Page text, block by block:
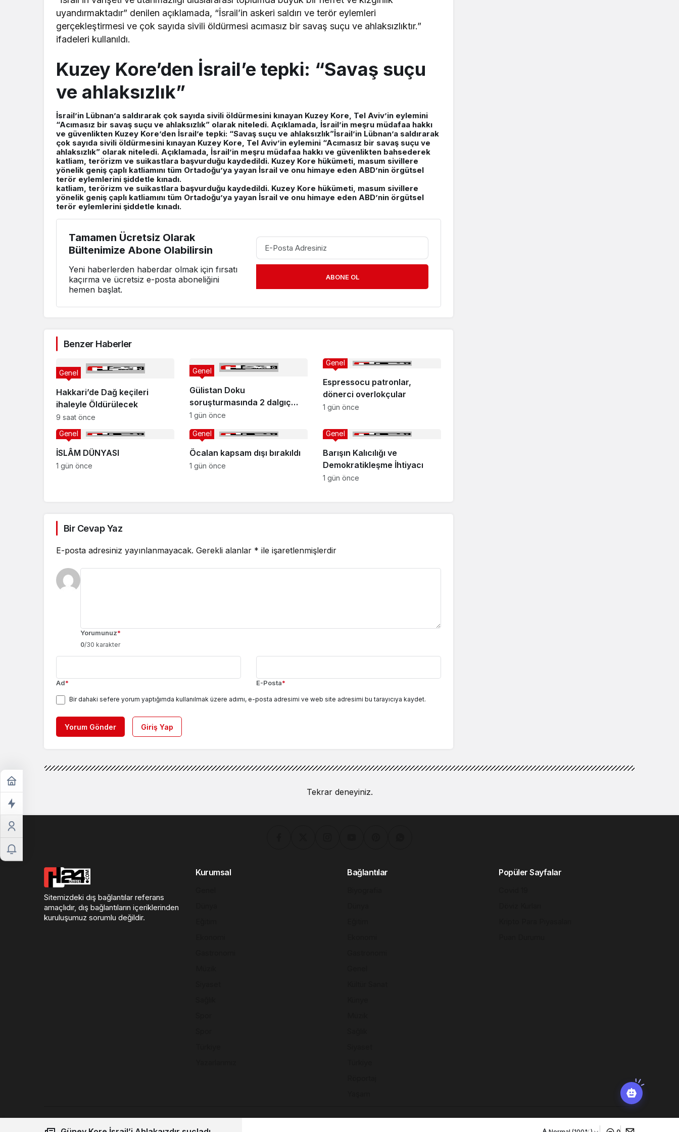
uyandırmaktadır” denilen açıklamada, “İsrail’in askeri saldırı ve terör eylemleri
gerçekleştirmesi ve çok sayıda sivili öldürmesi acımasız bir savaş suçu ve ahlaksızlıktır.”
ifadeleri kullanıldı.
Kuzey Kore’den İsrail’e tepki: “Savaş suçu
ve ahlaksızlık”
İsrail’in Lübnan’a saldırarak çok sayıda sivili öldürmesini kınayan Kuzey Kore, Tel Aviv’in eylemini
“Acımasız bir savaş suçu ve ahlaksızlık” olarak niteledi. Açıklamada, İsrail’in meşru müdafaa hakkı
ve güvenlikten Kuzey Kore’den İsrail’e tepki: “Savaş suçu ve ahlaksızlık”İsrail’in Lübnan’a saldırarak
çok sayıda sivili öldürmesini kınayan Kuzey Kore, Tel Aviv’in eylemini “Acımasız bir savaş suçu ve
ahlaksızlık” olarak niteledi. Açıklamada, İsrail’in meşru müdafaa hakkı ve güvenlikten bahsederek
katliam, terörizm ve suikastlara başvurduğu kaydedildi. Kuzey Kore hükümeti, masum sivillere
yönelik geniş çaplı katliamını tüm Ortadoğu’ya yayan İsrail ve onu himaye eden ABD’nin örgütsel
terör eylemlerini şiddetle kınadı.
katliam, terörizm ve suikastlara başvurduğu kaydedildi. Kuzey Kore hükümeti, masum sivillere
yönelik geniş çaplı katliamını tüm Ortadoğu’ya yayan İsrail ve onu himaye eden ABD’nin örgütsel
terör eylemlerini şiddetle kınadı.
Tamamen Ücretsiz Olarak
Bültenimize Abone Olabilirsin
Yeni haberlerden haberdar olmak için fırsatı
kaçırma ve ücretsiz e-posta aboneliğini
hemen başlat.
ABONE OL
Benzer Haberler
Hakkari’de Dağ keçileri
ihaleyle Öldürülecek
Genel
9 saat önce
Gülistan Doku
soruşturmasında 2 dalgıç
tutuklandı
Genel
1 gün önce
Espressocu patronlar,
dönerci overlokçular
Genel
1 gün önce
İSLÂM DÜNYASI
Genel
1 gün önce
Öcalan kapsam dışı bırakıldı
Genel
1 gün önce
Barışın Kalıcılığı ve
Demokratikleşme İhtiyacı
Genel
1 gün önce
Bir Cevap Yaz
E-posta adresiniz yayınlanmayacak. Gerekli alanlar * ile işaretlenmişlerdir
Yorumunuz*
0/30 karakter
Ad* E-Posta*
Bir dahaki sefere yorum yaptığımda kullanılmak üzere adımı, e-posta adresimi ve web site adresimi bu tarayıcıya kaydet.
Yorum Gönder Giriş Yap
Tekrar deneyiniz.
Sitemizdeki dış bağlantılar referans
amaçlıdır, dış bağlantıların içeriklerinden
kuruluşumuz sorumlu değildir.
Kurumsal Bağlantılar Popüler Sayfalar